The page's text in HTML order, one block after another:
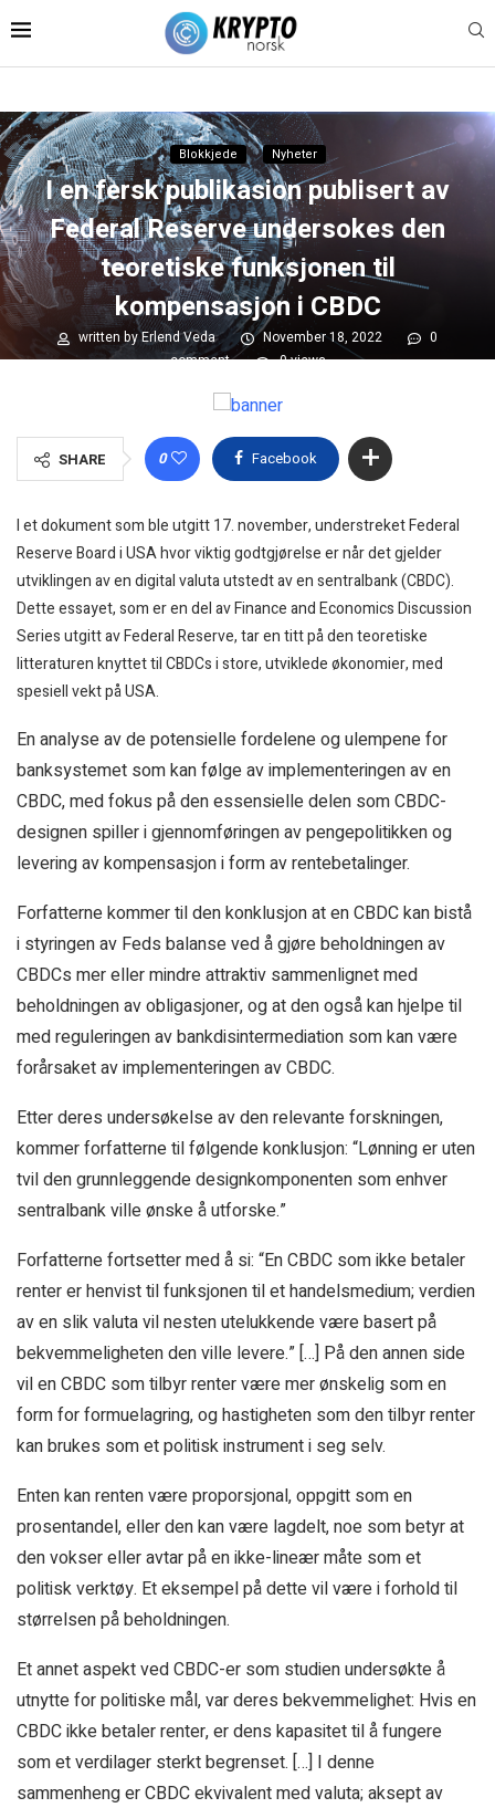
Blokkjede Nyheter
I en fersk publikasion publisert av
Federal Reserve undersokes den
teoretiske funksjonen til
kompensasjon i CBDC
written byErlend Veda November 18, 2022
0
comment
0views
SHARE 0 Facebook
I et dokument som ble utgitt 17. november, understreket Federal
Reserve Board i USA hvor viktig godtgjørelse er når det gjelder
utviklingen av en digital valuta utstedt av en sentralbank (CBDC).
Dette essayet, som er en del av Finance and Economics Discussion
Series utgitt av Federal Reserve, tar en titt på den teoretiske
litteraturen knyttet til CBDCs i store, utviklede økonomier, med
spesiell vekt på USA.
En analyse av de potensielle fordelene og ulempene for
banksystemet som kan følge av implementeringen av en
CBDC, med fokus på den essensielle delen som CBDC-
designen spiller i gjennomføringen av pengepolitikken og
levering av kompensasjon i form av rentebetalinger.
Forfatterne kommer til den konklusjon at en CBDC kan bistå
i styringen av Feds balanse ved å gjøre beholdningen av
CBDCs mer eller mindre attraktiv sammenlignet med
beholdningen av obligasjoner, og at den også kan hjelpe til
med reguleringen av bankdisintermediation som kan være
forårsaket av implementeringen av CBDC.
Etter deres undersøkelse av den relevante forskningen,
kommer forfatterne til følgende konklusjon: “Lønning er uten
tvil den grunnleggende designkomponenten som enhver
sentralbank ville ønske å utforske.”
Forfatterne fortsetter med å si: “En CBDC som ikke betaler
renter er henvist til funksjonen til et handelsmedium; verdien
av en slik valuta vil nesten utelukkende være basert på
bekvemmeligheten den ville levere.” […] På den annen side
vil en CBDC som tilbyr renter være mer ønskelig som en
form for formuelagring, og hastigheten som den tilbyr renter
kan brukes som et politisk instrument i seg selv.
Enten kan renten være proporsjonal, oppgitt som en
prosentandel, eller den kan være lagdelt, noe som betyr at
den vokser eller avtar på en ikke-lineær måte som et
politisk verktøy. Et eksempel på dette vil være i forhold til
størrelsen på beholdningen.
Et annet aspekt ved CBDC-er som studien undersøkte å
utnytte for politiske mål, var deres bekvemmelighet: Hvis en
CBDC ikke betaler renter, er dens kapasitet til å fungere
som et verdilager sterkt begrenset. […] I denne
sammenheng er CBDC ekvivalent med valuta; aksept av